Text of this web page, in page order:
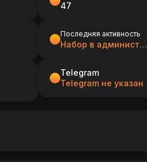
47
Последняя активность
Набор в администрацию сервера [Дежурные]
Telegram
Telegram не указан